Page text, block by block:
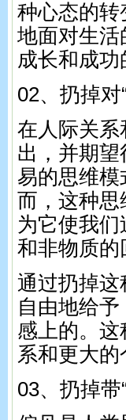
种心态的转
地面对生活
成长和成功
02、扔掉对
在人际关系
出，并期
易的思维
而，这种思
为它使我
和非物质的
通过扔掉这
自由地给
感上的。
系和更大
03、扔掉带